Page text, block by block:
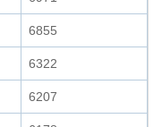
6855
6322
6207